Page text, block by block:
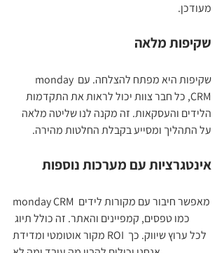
מעודכן.
שקיפות מלאה
שקיפות היא מפתח להצלחה. עם monday
CRM, כל חבר צוות יכול לראות את התקדמות
הלידים והעסקאות. זה מקנה לנו שליטה מלאה
על התהליך ומסייע בקבלת החלטות מהירה.
אינטגרציות עם מערכות נוספות
monday CRM מאפשר חיבור עם מקורות לידים
כמו טפסים, קמפיינים והאתר. זה כולל תיוג
מקור אוטומטי ומדידת ROI לכל ערוץ שיווק. כך